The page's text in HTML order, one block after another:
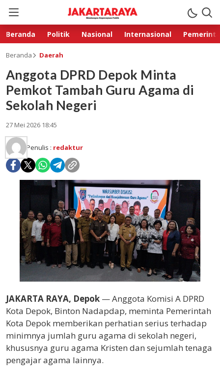
Beranda Politik Nasional Internasional
Beranda Daerah
Anggota DPRD Depok Minta
Pemkot Tambah Guru Agama di
Sekolah Negeri
27 Mei 2026 18:45
Penulis : redaktur
JAKARTA RAYA, Depok — Anggota Komisi A DPRD
Kota Depok, Binton Nadapdap, meminta Pemerintah
Kota Depok memberikan perhatian serius terhadap
minimnya jumlah guru agama di sekolah negeri,
khususnya guru agama Kristen dan sejumlah tenaga
pengajar agama lainnya.